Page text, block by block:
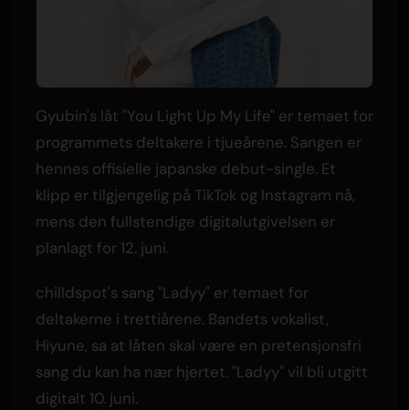
Gyubin's låt "You Light Up My Life" er temaet for
programmets deltakere i tjueårene. Sangen er
hennes offisielle japanske debut-single. Et
klipp er tilgjengelig på TikTok og Instagram nå,
mens den fullstendige digitalutgivelsen er
planlagt for 12. juni.
chilldspot's sang "Ladyy" er temaet for
deltakerne i trettiårene. Bandets vokalist,
Hiyune, sa at låten skal være en pretensjonsfri
sang du kan ha nær hjertet. "Ladyy" vil bli utgitt
digitalt 10. juni.